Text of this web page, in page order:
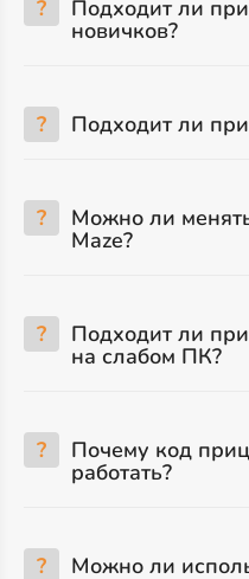
? Подходит ли
новичков?
? Подходит ли
? Можно ли
Maze?
? Подходит ли
на слабом ПК?
? Почему код
работать?
? Можно ли